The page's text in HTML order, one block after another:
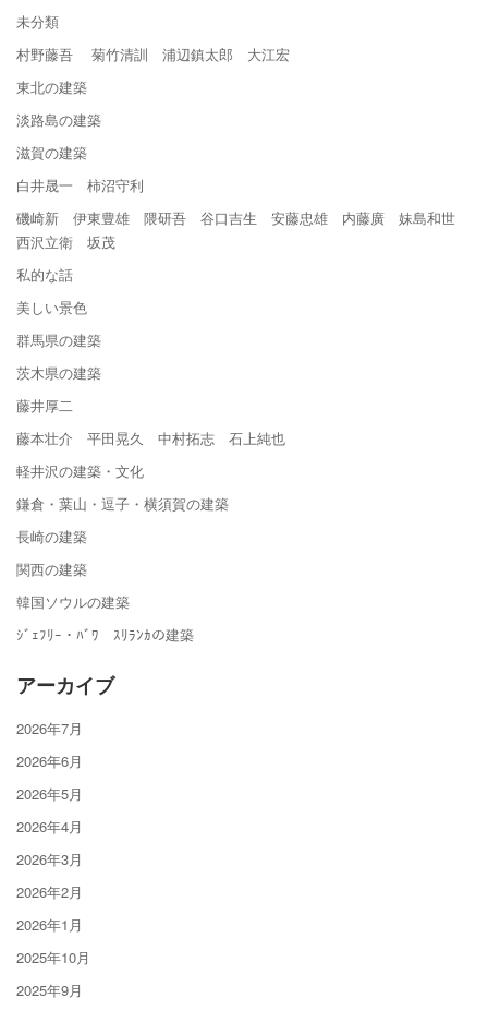
未分類
村野藤吾 菊竹清訓 浦辺鎮太郎 大江宏
東北の建築
淡路島の建築
滋賀の建築
白井晟一 柿沼守利
磯崎新 伊東豊雄 隈研吾 谷口吉生 安藤忠雄 内藤廣 妹島和世
西沢立衛 坂茂
私的な話
美しい景色
群馬県の建築
茨木県の建築
藤井厚二
藤本壮介 平田晃久 中村拓志 石上純也
軽井沢の建築・文化
鎌倉・葉山・逗子・横須賀の建築
長崎の建築
関西の建築
韓国ソウルの建築
ｼﾞｪﾌﾘｰ・ﾊﾞﾜ ｽﾘﾗﾝｶの建築
アーカイブ
2026年7月
2026年6月
2026年5月
2026年4月
2026年3月
2026年2月
2026年1月
2025年10月
2025年9月